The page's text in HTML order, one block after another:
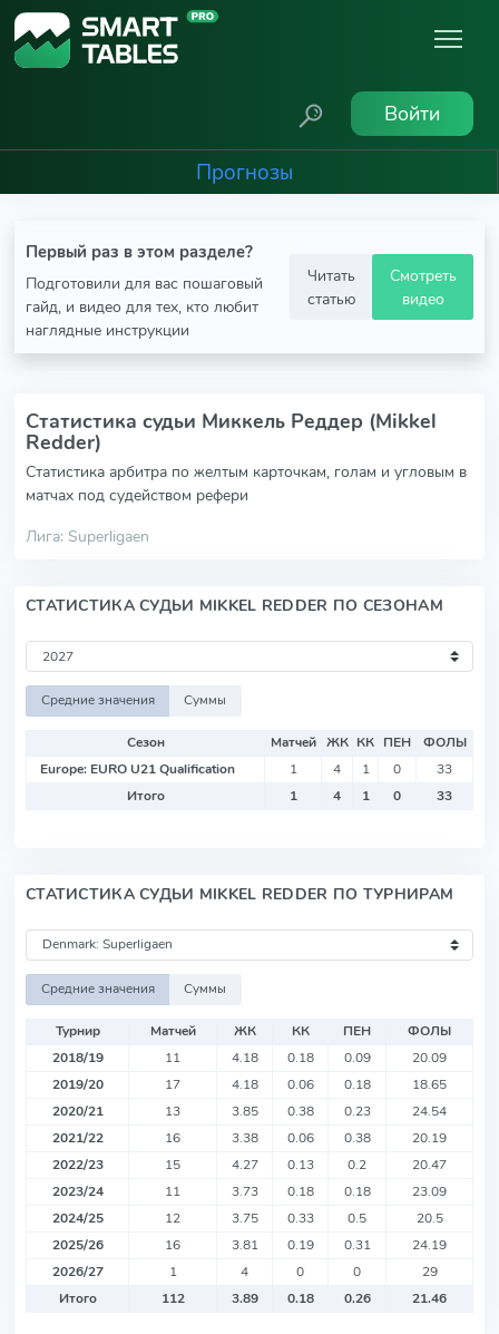
Войти
Прогнозы
Первый раз в этом разделе?
Подготовили для вас пошаговый
гайд, и видео для тех, кто любит
наглядные инструкции
Читать
статью
Смотреть
видео
Статистика судьи Миккель Реддер (Mikkel
Redder)
Статистика арбитра по желтым карточкам, голам и угловым в
матчах под судейством рефери
Лига: Superligaen
СТАТИСТИКА СУДЬИ MIKKEL REDDER ПО СЕЗОНАМ
Средние значения Суммы
Сезон Матчей ЖК КК ПЕН
ФОЛЫ
Europe: EURO U21 Qualification
1 4 1 0
33
Итого
1 4 1 0 33
СТАТИСТИКА СУДЬИ MIKKEL REDDER ПО ТУРНИРАМ
Средние значения Суммы
Турнир Матчей ЖК КК ПЕН
ФОЛЫ
2018/19
11 4.18 0.18 0.09
20.09
2019/20
17 4.18 0.06 0.18
18.65
2020/21
13 3.85 0.38 0.23
24.54
2021/22
16 3.38 0.06 0.38
20.19
2022/23
15 4.27 0.13 0.2
20.47
2023/24
11 3.73 0.18 0.18
23.09
2024/25
12 3.75 0.33 0.5
20.5
2025/26
16 3.81 0.19 0.31
24.19
2026/27
1 4 0 0
29
Итого
112 3.89 0.18 0.26 21.46